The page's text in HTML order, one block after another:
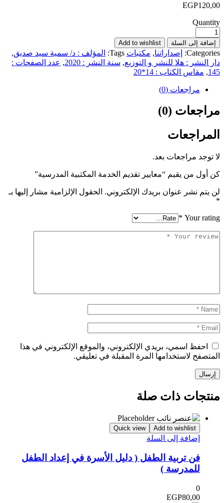
EGP120,00
Quantity
إضافة إلى السلة Add to wishlist
Categories: إصداراتنا, مكتبات Tags: المؤلف : د/ سمية سيد صديق,
دار النشر : هلا للنشر و التوزيع, سنة النشر : 2020 , عدد الصفحات :
145
, مقاس الكتاب : 14*20
مراجعات (0)
مراجعات (0)
المراجعات
لا توجد مراجعات بعد.
كن أول من يقيم “معايير تقديم الخدمة المكتبية المدرسية”
لن يتم نشر عنوان بريدك الإلكتروني. الحقول الإلزامية مشار إليها بـ
*
Your rating
*
احفظ اسمي، بريدي الإلكتروني، والموقع الإلكتروني في هذا
المتصفح لاستخدامها المرة المقبلة في تعليقي.
منتجات ذات صلة
Add to wishlist
Quick view
إضافة إلى السلة
فن تربية الطفل ( دليل الأسرة في إعداد الطفل
للمدرسة )
0
EGP80,00